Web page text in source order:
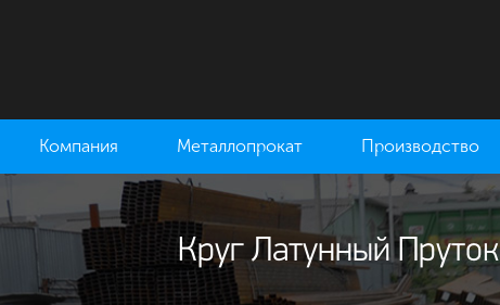
Компания Металлопрокат Производство
Круг Латунный Пруток